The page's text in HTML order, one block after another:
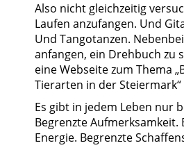
Also nicht gleichzeitig
Laufen anzufangen. Und
Und Tangotanzen.
anfangen, ein Drehbuch zu
eine Webseite zum Thema
Tierarten in der Steiermark“
Es gibt in jedem Leben nur
Begrenzte Aufmerksamkeit.
Energie. Begrenzte